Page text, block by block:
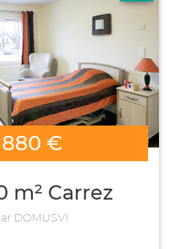
€
m² Carrez
DOMUSVI